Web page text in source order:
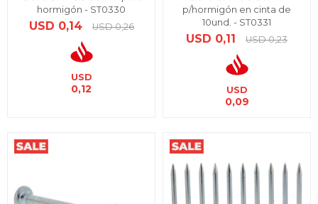
hormigón - ST0330
USD 0,14 USD 0,26
USD
0,12
p/hormigón en cinta de
10und. - ST0331
USD 0,11 USD 0,23
USD
0,09